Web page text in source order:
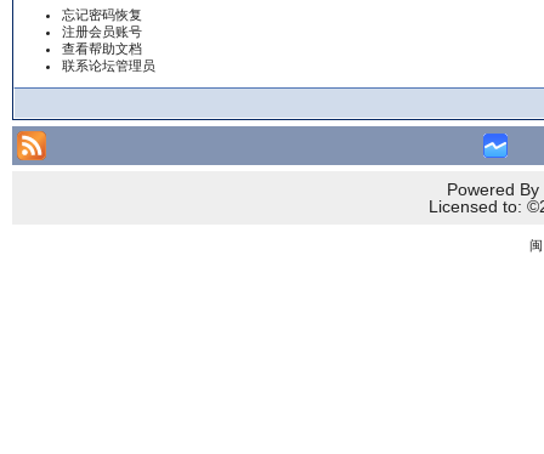
忘记密码恢复
注册会员账号
查看帮助文档
联系论坛管理员
Powered
Licensed to: